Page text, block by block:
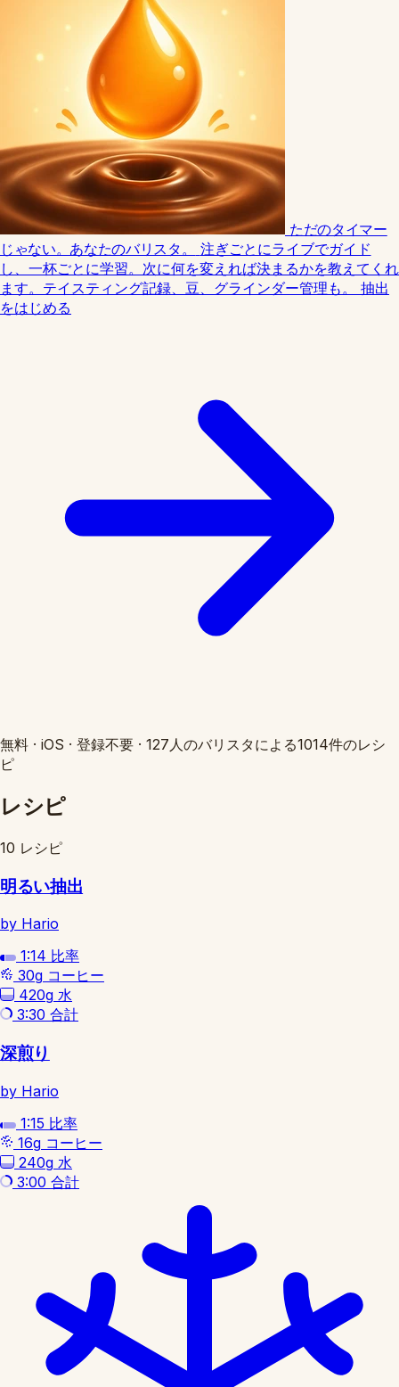
ただのタイマー
じゃない。あなたのバリスタ。
注ぎごとにライブでガイド
し、一杯ごとに学習。次に何を変えれば決まるかを教えてくれ
ます。テイスティング記録、豆、グラインダー管理も。
抽出
をはじめる
無料 · iOS · 登録不要 · 127人のバリスタによる1014件のレシ
ピ
レシピ
10 レシピ
明るい抽出
by Hario
1:14 比率
30g コーヒー
420g 水
3:30 合計
深煎り
by Hario
1:15 比率
16g コーヒー
240g 水
3:00 合計